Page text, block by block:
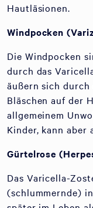
Hautläsionen.
Windpocken
Die Windpocken
durch das
äußern sich
Bläschen auf der
allgemeinem
Kinder, kann aber
Gürtelrose
Das Varicella-
(schlummernde)